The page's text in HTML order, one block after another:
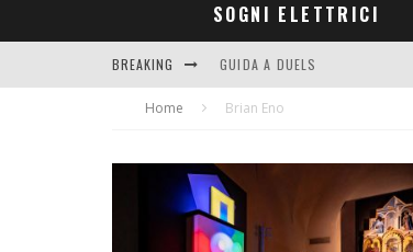
SOGNI ELETTRICI
BREAKING GUIDA A DUELS
CONTRIBUTORS
Home Brian Eno